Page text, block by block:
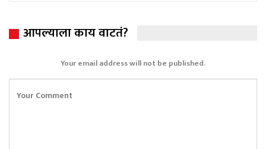
आपल्याला काय वाटतं?
Your email address will not be published.